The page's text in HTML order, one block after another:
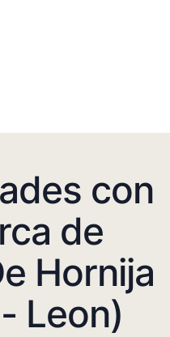
con
de
Hornija
Leon)